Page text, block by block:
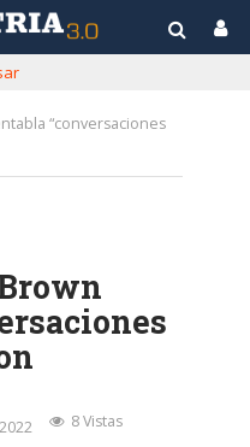
“conversaciones
8 Vistas